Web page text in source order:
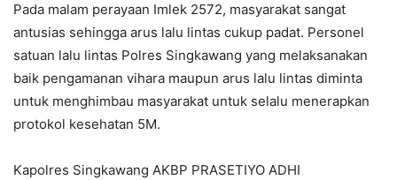
Pada malam perayaan Imlek 2572, masyarakat sangat
antusias sehingga arus lalu lintas cukup padat. Personel
satuan lalu lintas Polres Singkawang yang melaksanakan
baik pengamanan vihara maupun arus lalu lintas diminta
untuk menghimbau masyarakat untuk selalu menerapkan
protokol kesehatan 5M.
Kapolres Singkawang AKBP PRASETIYO ADHI